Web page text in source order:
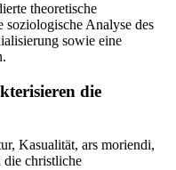
theoretische
soziologische Analyse des
sowie eine
die
Kasualität, ars moriendi,
die christliche